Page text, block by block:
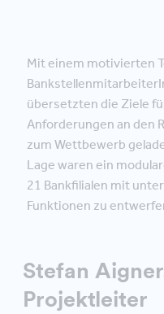
Mit einem motivierten
übersetzten die Ziele
Anforderungen an den
zum Wettbewerb
Lage waren ein
21 Bankfilialen mit
Funktionen zu
Stefan
Projektleiter